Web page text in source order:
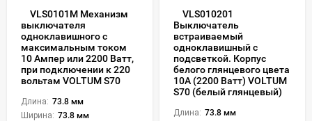
VLS0101M Механизм
выключателя
одноклавишного с
максимальным током
10 Ампер или 2200 Ватт,
при подключении к 220
вольтам VOLTUM S70
Длина: 73.8 мм
Ширина: 73.8 мм
VLS010201
Выключатель
встраиваемый
одноклавишный с
подсветкой. Корпус
белого глянцевого цвета
10А (2200 Ватт) VOLTUM
S70 (белый глянцевый)
Длина: 73.8 мм